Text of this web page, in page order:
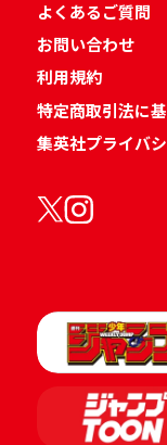
よくあるご質問
お問い合わせ
利用規約
特定商取引法に
集英社プライバ